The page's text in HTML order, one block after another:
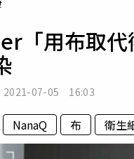
專欄
「用布取
2021-07-05 16:03
NanaQ 布 衛生